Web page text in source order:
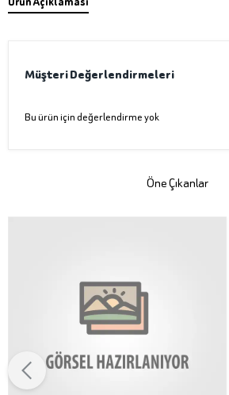
Müşteri Değerlendirmeleri
Bu ürün için değerlendirme yok
Öne Çıkanlar